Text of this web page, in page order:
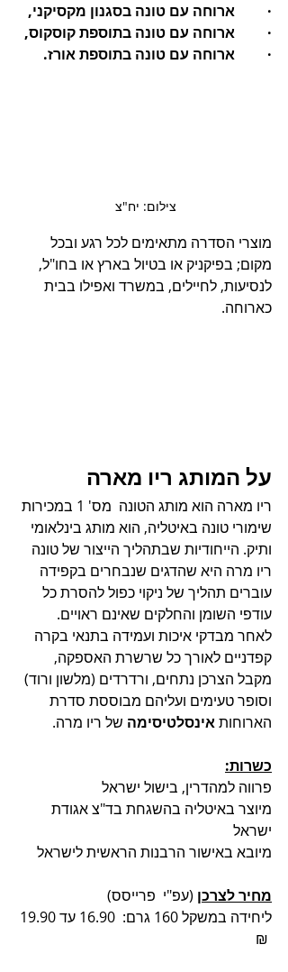
·         ארוחה עם טונה בסגנון מקסיקני,
·         ארוחה עם טונה בתוספת קוסקוס,
·         ארוחה עם טונה בתוספת אורז.
צילום: יח"צ
מוצרי הסדרה מתאימים לכל רגע ובכל
מקום; בפיקניק או בטיול בארץ או בחו"ל,
לנסיעות, לחיילים, במשרד ואפילו בבית
כארוחה.
על המותג ריו מארה
ריו מארה הוא מותג הטונה  מס' 1 במכירות
שימורי טונה באיטליה, הוא מותג בינלאומי
ותיק. הייחודיות שבתהליך הייצור של טונה
ריו מרה היא שהדגים שנבחרים בקפידה
עוברים תהליך של ניקוי כפול להסרת כל
עודפי השומן והחלקים שאינם ראויים.
לאחר מבדקי איכות ועמידה בתנאי בקרה
קפדניים לאורך כל שרשרת האספקה,
מקבל הצרכן נתחים, ורדרדים (מלשון ורוד)
וסופר טעימים ועליהם מבוססת סדרת
הארוחות אינסלטיסימה של ריו מרה.
כשרות:
פרווה למהדרין, בישול ישראל
מיוצר באיטליה בהשגחת בד"צ אגודת
ישראל
מיובא באישור הרבנות הראשית לישראל
מחיר לצרכן (עפ"י  פרייסס)
₪